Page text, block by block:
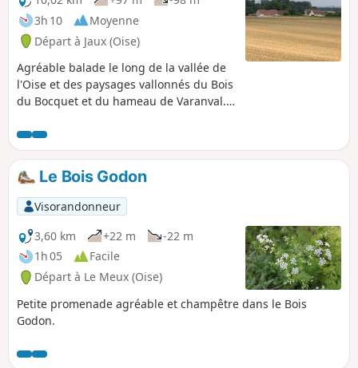
passant par le port de plaisance.
3h 10
Moyenne
Départ à Jaux (Oise)
Agréable balade le long de la vallée de
l'Oise et des paysages vallonnés du Bois
du Bocquet et du hameau de Varanval.
Compiègne et la Croix Saint-Ouen
séparé de Jaux par l'Oise. Vous gravirez
la pente au bord d'Armancourt,
traverserez Varanval en limite de
Jonquières pour redescendre sur Jaux
avec la commune de Venette sur votre
gauche.
Le Bois Godon
Visorandonneur
3,60 km
+22 m
-22 m
1h 05
Facile
Départ à Le Meux (Oise)
Petite promenade agréable et champêtre dans le Bois
Godon.